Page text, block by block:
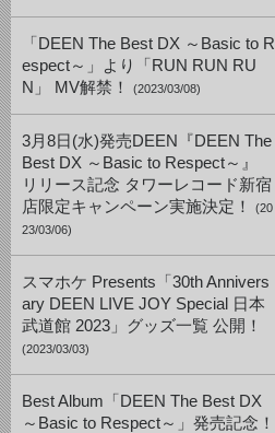
「DEEN The Best DX ～Basic to R
espect～」より「RUN RUN RU
N」 MV解禁！
(2023/03/08)
3月8日(水)発売DEEN『DEEN The
Best DX ～Basic to Respect～』
リリース記念 タワーレコード新宿
店限定キャンペーン実施決定！
(20
23/03/06)
スマホケ Presents「30th Annivers
ary DEEN LIVE JOY Special 日本
武道館 2023」グッズ一覧 公開！
(2023/03/03)
Best Album「DEEN The Best DX
～Basic to Respect～」発売記念！